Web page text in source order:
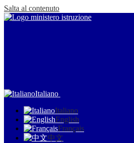
Salta al contenuto
Italiano
Italiano
English
Français
中文